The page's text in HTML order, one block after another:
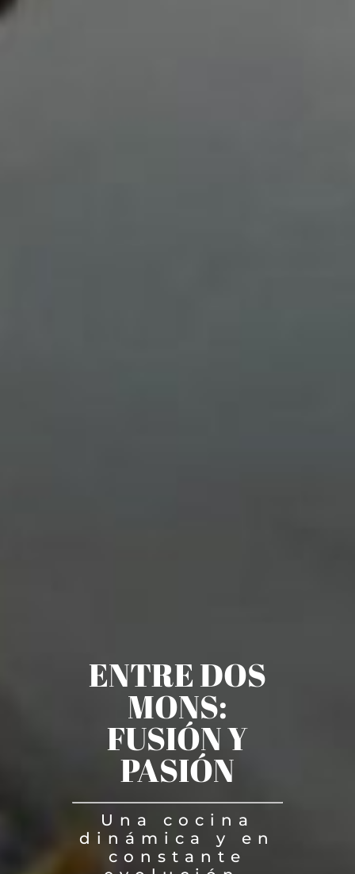
ENTRE DOS
MONS:
FUSIÓN Y
PASIÓN
Una cocina
dinámica y en
constante